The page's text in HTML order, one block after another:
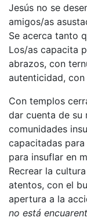
Jesús no se
amigos/as
Se acerca tanto
Los/as capacita
abrazos, con
autenticidad,
Con templos
dar cuenta de su
comunidades
capacitadas
para insuflar en
Recrear la
atentos, con el
apertura a la
no está